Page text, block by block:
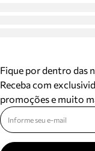
Fique por dentro das
Receba com
promoções e muito